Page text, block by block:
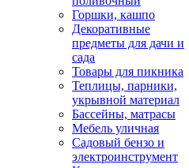
Горшки, кашпо
Декоративные
предметы для дачи и
сада
Товары для пикника
Теплицы, парники,
укрывной материал
Бассейны, матрасы
Мебель уличная
Садовый бензо и
электроинструмент